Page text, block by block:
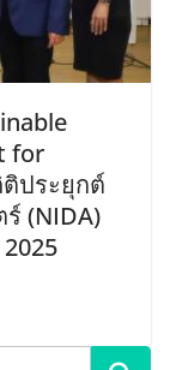
for
ติประยุกต์
(NIDA)